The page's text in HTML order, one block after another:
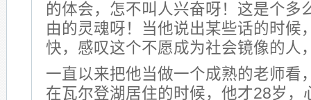
的体会，怎不叫人兴奋呀！这是个多
由的灵魂呀！当他说出某些话的时候
快，感叹这个不愿成为社会镜像的人
一直以来把他当做一个成熟的老师看
在瓦尔登湖居住的时候，他才28岁，